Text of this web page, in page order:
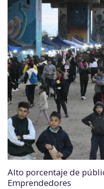
Alto porcentaje de
Emprendedores